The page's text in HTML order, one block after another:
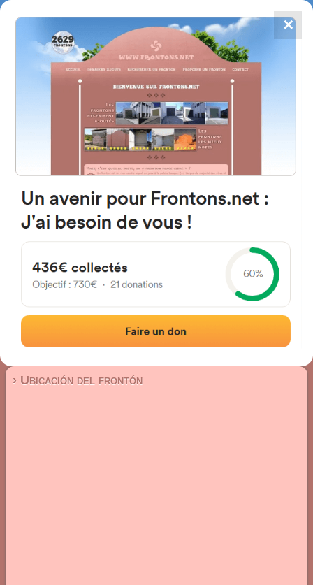
FRONTONS.NET
BUSCAR UN FRONTÓN
AÑADIR UN FRONTÓN
4784
frontones
48280 Lekeitio, Bizkaia
Paskual Abaroa Etorbidea 49 España
Frontón de pared izquierda
Localización|Fotos|Comentarios y reseñas
› Ubicación del frontón
✕